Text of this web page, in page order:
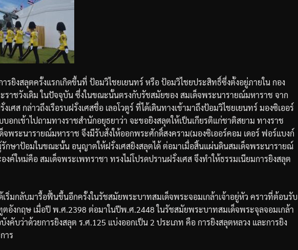
ารยิงสลุตครั้งแรกเกิดขึ้นที่ ป้อมวิไชยเยนทร์ หรือป้อมวิไชยประสิทธิ์ซึ่งตั้งอยู่ภายในกอง
าชวังเดิม ในปัจจุบันซึ่งในขณะนั้นตรงกับรัชสมัยของ สมเด็จพระนารายณ์มหาราช จาก
งเศสกล่าวถึงเรือรบฝรั่งเศสชื่อ เลอโวตูร์ ที่ได้เดินทางเข้ามาถึงป้อมวิไชยเยนทร์ มองซิเออร์
บอกเข้าไปถามทางราชสำนักอยุธยาว่า จะขอยิงสลุตให้เป็นเกียรติแก่ชาติสยาม ทางราช
จพระนารายณ์มหาราช จึงมีรับสั่งให้ออกพระศักดิ์สงคราม(มองซิเออร์คอม เดอร์ ฟอร์แบงก์
รักษาป้อมในขณะนั้นอนุญาตให้ฝรั่งเศสยิงสลุตได้ต่อมาเมื่อสิ้นแผ่นดินสมเด็จพระนารายณ์
งค์ใหม่คือสมเด็จพระเพทราชา ทรงไม่โปรดปรานฝรั่งเศสจึงทำให้ธรรมเนียมการยิงสลุต
เริ่มกลับมารื้อฟื้นขึ้นอีกครั้งในรัชสมัยพระบาทสมเด็จพระจอมเกล้าเจ้าอยู่หัว คราวที่ต้อนรับ
ตอังกฤษ เมื่อปีพ.ศ.2398ต่อมาในปีพ.ศ.2448ในรัชสมัยพระบาทสมเด็จพระจุลจอมเกล้า
งคับว่าด้วยการยิงสลุต ร.ศ.125 แบ่งออกเป็น 2 ประเภท คือการยิงสลุตหลวง และการยิง
าร